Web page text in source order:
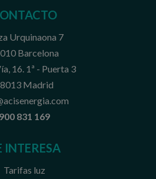
Urquinaona 7
Barcelona
16. 1ª - Puerta 3
Madrid
900 831 169
INTERESA
Tarifas luz